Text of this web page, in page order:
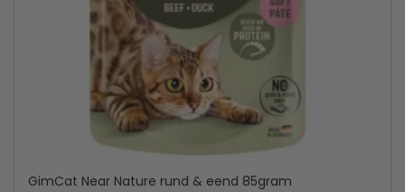
GimCat Near Nature rund & eend 85gram